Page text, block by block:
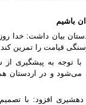
باشیم
بیان داشت: خدا
قیامت را تمرین کند
با توجه به پیشگیری
می‌شود و در
افزود: با